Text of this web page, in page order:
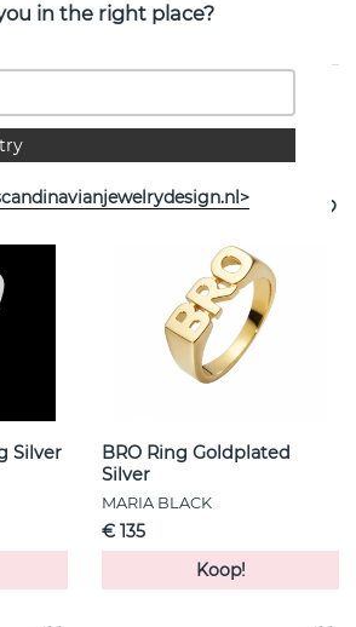
meer artikelen
Silver
BRO Ring Goldplated
Silver
MARIA BLACK
€ 135
Koop!
in the right place?